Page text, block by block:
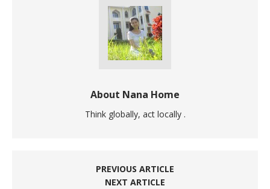
About Nana Home
Think globally, act locally .
PREVIOUS ARTICLE
NEXT ARTICLE